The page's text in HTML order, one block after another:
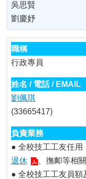
吳思賢
劉慶妤
行政專員
劉佩琪
(33665417)
● 全校技工工友任用
退休
、撫卹等相
● 全校技工工友員額